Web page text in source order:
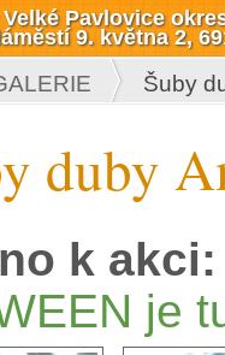
Pavlovice
9. května 2,
Šuby
duby
k akci:
je